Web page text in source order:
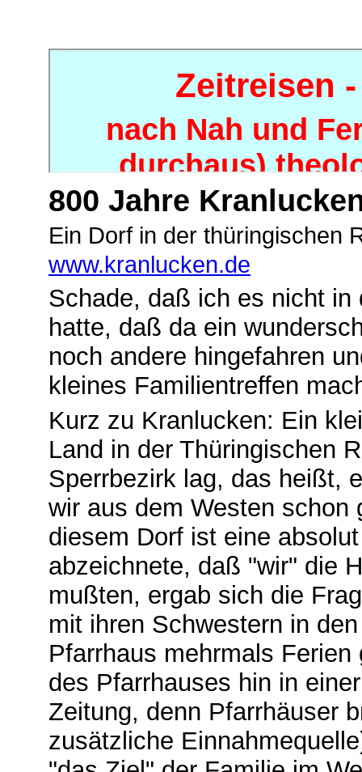
800 Jahre
Ein Dorf in der thüringischen
www.kranlucken.de
Schade, daß ich es nicht in
hatte, daß da ein
noch andere hingefahren
kleines Familientreffen
Kurz zu Kranlucken: Ein
Land in der Thüringischen
Sperrbezirk lag, das heißt,
wir aus dem Westen schon
diesem Dorf ist eine
abzeichnete, daß "wir" die
mußten, ergab sich die
mit ihren Schwestern in
Pfarrhaus mehrmals
des Pfarrhauses hin in
Zeitung, denn Pfarrhäuser
zusätzliche